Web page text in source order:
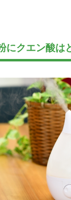
にクエン酸は